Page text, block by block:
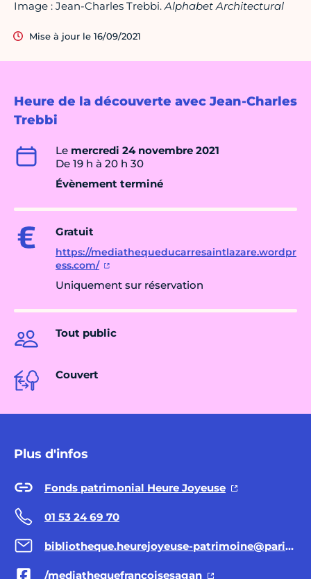
Heure de la découverte avec Jean-Charles
Trebbi
Le mercredi 24 novembre 2021
De 19 h à 20 h 30
Évènement terminé
Gratuit
https://mediathequeducarresaintlazare.wordpr
ess.com/
Uniquement sur réservation
Tout public
Couvert
Plus d'infos
Fonds patrimonial Heure Joyeuse
01 53 24 69 70
bibliotheque.heurejoyeuse-patrimoine@paris.fr
/mediathequefrancoisesagan
Image : Jean-Charles Trebbi.Alphabet Architectural
Mise à jour le 16/09/2021